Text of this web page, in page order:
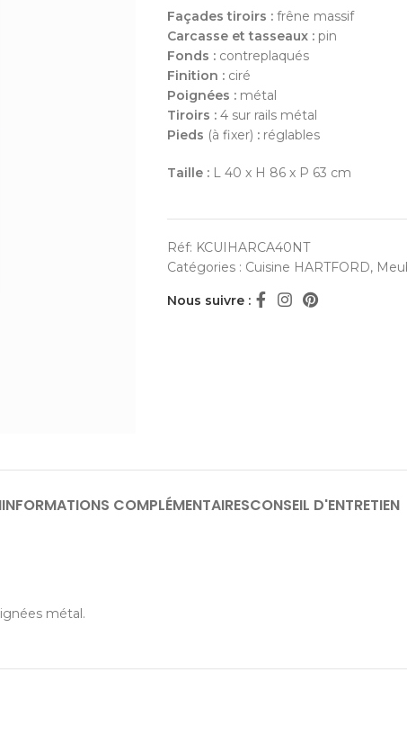
Façades tiroirs :frêne massif
Carcasse et tasseaux :pin
Fonds :contreplaqués
Finition :ciré
Poignées :métal
Tiroirs : 4 sur rails métal
Pieds (à fixer) :réglables
Taille : L 40 x H 86 x P 63 cm
Réf: KCUIHARCA40NT
Catégories : Cuisine HARTFORD,
Nous suivre :
INFORMATIONS COMPLÉMENTAIRESCONSEIL D'ENTRETIEN
métal.